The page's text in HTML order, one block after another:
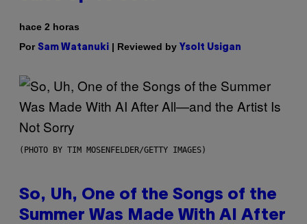
hace 2 horas
Por Sam Watanuki | Reviewed by Ysolt Usigan
(PHOTO BY TIM MOSENFELDER/GETTY IMAGES)
So, Uh, One of the Songs of the
Summer Was Made With AI After